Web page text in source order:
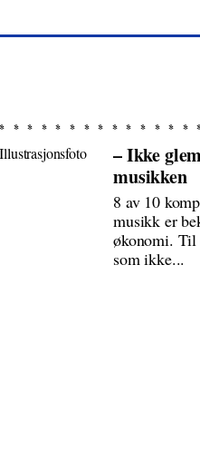
– Ikke
musikken
8 av 10
musikk er
økonomi. Til
som ikke...